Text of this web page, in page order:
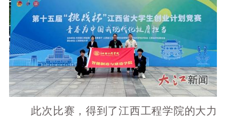
此次比赛，得到了江西工程学院的大力